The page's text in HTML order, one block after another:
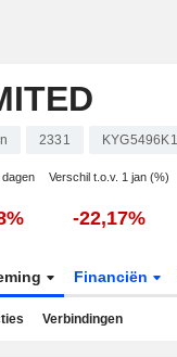
2331
dagen Verschil t.o.v. 1 jan (%)
-22,17%
Financiën
Verbindingen